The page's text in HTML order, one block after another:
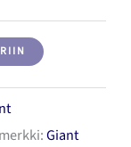
Giant